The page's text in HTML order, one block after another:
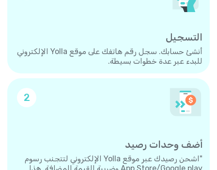
التسجيل
أنشئ حسابك. سجل رقم هاتفك على موقع Yolla الإلكتروني
للبدء عبر عدة خطوات بسيطة.
2
أضف وحدات رصيد
"اشحن رصيدك عبر موقع Yolla الإلكتروني لتتجنب رسوم